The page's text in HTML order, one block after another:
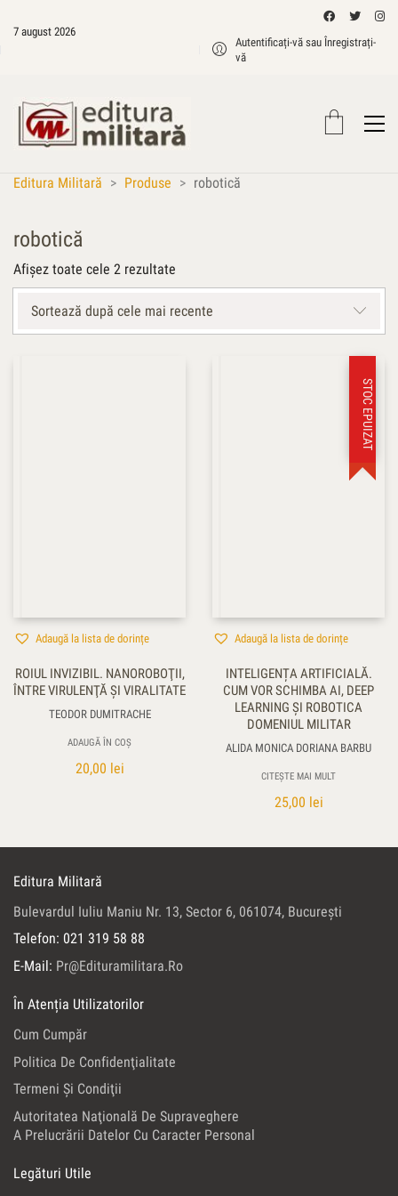
7 august 2026
Autentificați-vă sau Înregistrați-
vă
Editura Militară > Produse > robotică
robotică
Afișez toate cele 2 rezultate
după
cele
Sortează după cele mai recente
Adaugă la lista de dorințe
ROIUL INVIZIBIL. NANOROBOŢII,
ÎNTRE VIRULENŢĂ ŞI VIRALITATE
TEODOR DUMITRACHE
ADAUGĂ ÎN COȘ
20,00 lei
STOC EPUIZAT
Adaugă la lista de dorințe
INTELIGENȚA ARTIFICIALĂ.
CUM VOR SCHIMBA AI, DEEP
LEARNING ŞI ROBOTICA
DOMENIUL MILITAR
ALIDA MONICA DORIANA BARBU
CITEȘTE MAI MULT
25,00 lei
Editura Militară
Bulevardul Iuliu Maniu Nr. 13, Sector 6, 061074, Bucureşti
Telefon: 021 319 58 88
E-Mail: Pr@edituramilitara.ro
În Atenția Utilizatorilor
Cum Cumpăr
Politica De Confidenţialitate
Termeni Şi Condiţii
Autoritatea Naţională De Supraveghere
A Prelucrării Datelor Cu Caracter Personal
Legături Utile